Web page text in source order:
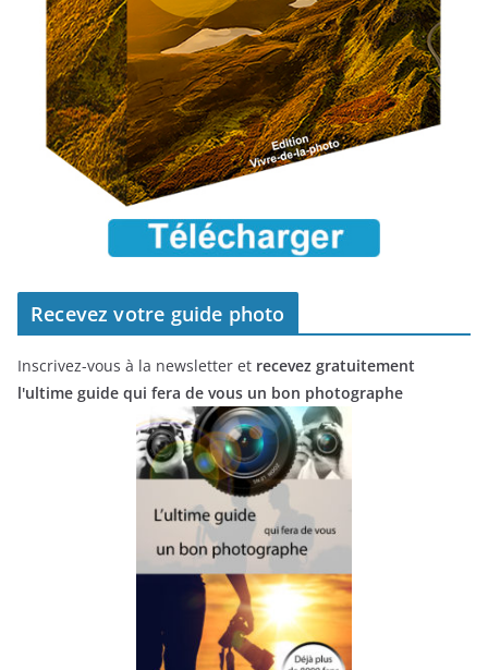
Recevez votre guide photo
Inscrivez-vous à la newsletter et recevez gratuitement
l'ultime guide qui fera de vous un bon photographe